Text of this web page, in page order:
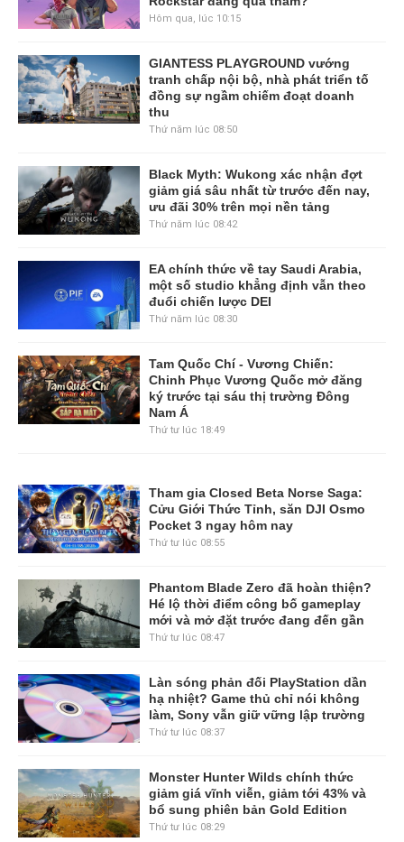
Hôm qua, lúc 10:15
GIANTESS PLAYGROUND vướng
tranh chấp nội bộ, nhà phát triển tố
đồng sự ngầm chiếm đoạt doanh
thu
Thứ năm lúc 08:50
Black Myth: Wukong xác nhận đợt
giảm giá sâu nhất từ trước đến nay,
ưu đãi 30% trên mọi nền tảng
Thứ năm lúc 08:42
EA chính thức về tay Saudi Arabia,
một số studio khẳng định vẫn theo
đuổi chiến lược DEI
Thứ năm lúc 08:30
Tam Quốc Chí - Vương Chiến:
Chinh Phục Vương Quốc mở đăng
ký trước tại sáu thị trường Đông
Nam Á
Thứ tư lúc 18:49
Tham gia Closed Beta Norse Saga:
Cửu Giới Thức Tỉnh, săn DJI Osmo
Pocket 3 ngay hôm nay
Thứ tư lúc 08:55
Phantom Blade Zero đã hoàn thiện?
Hé lộ thời điểm công bố gameplay
mới và mở đặt trước đang đến gần
Thứ tư lúc 08:47
Làn sóng phản đối PlayStation dần
hạ nhiệt? Game thủ chỉ nói không
làm, Sony vẫn giữ vững lập trường
Thứ tư lúc 08:37
Monster Hunter Wilds chính thức
giảm giá vĩnh viễn, giảm tới 43% và
bổ sung phiên bản Gold Edition
Thứ tư lúc 08:29